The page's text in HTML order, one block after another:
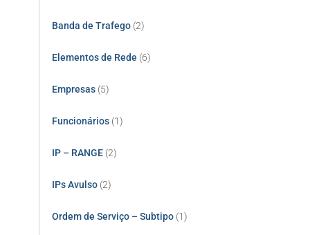
Banda de Trafego (2)
Elementos de Rede (6)
Empresas (5)
Funcionários (1)
IP – RANGE (2)
IPs Avulso (2)
Ordem de Serviço – Subtipo (1)